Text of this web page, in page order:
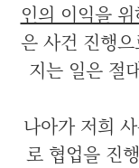
인의 이익을
은 사건 진행
지는 일은 절
나아가 저희
로 협업을 진